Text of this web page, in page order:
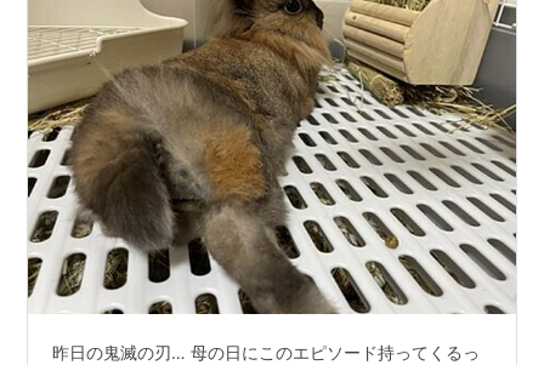
昨日の鬼滅の刃… 母の日にこのエピソード持ってくるっ